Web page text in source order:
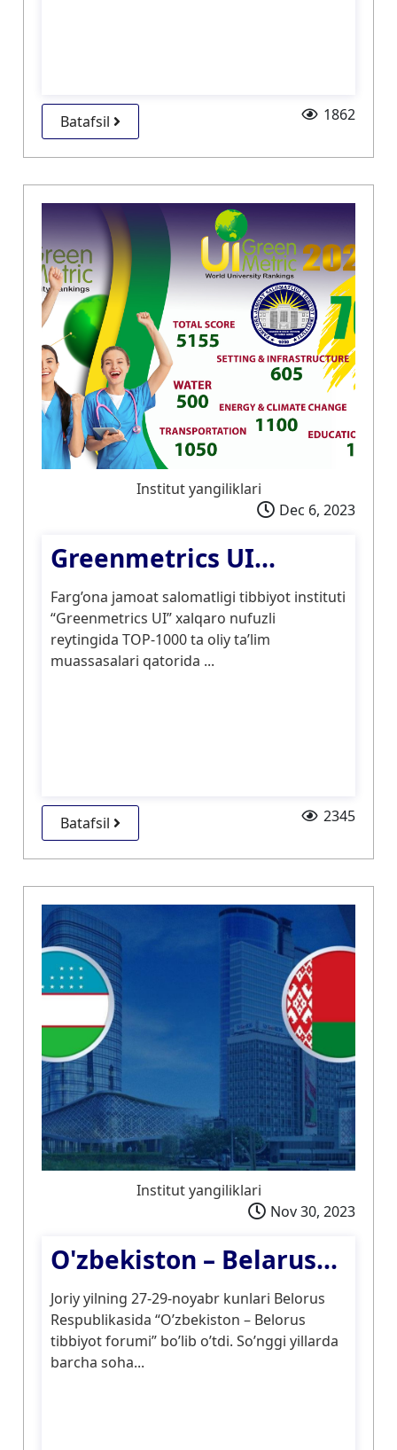
Batafsil 1862
Institut yangiliklari
Dec 6, 2023
Greenmetrics UI...
Farg’ona jamoat salomatligi tibbiyot instituti
“Greenmetrics UI” xalqaro nufuzli
reytingida TOP-1000 ta oliy ta’lim
muassasalari qatorida ...
Batafsil 2345
Institut yangiliklari
Nov 30, 2023
​O'zbekiston – Belarus...
Joriy yilning 27-29-noyabr kunlari Belorus
Respublikasida “O’zbekiston – Belorus
tibbiyot forumi” bo’lib o’tdi. So’nggi yillarda
barcha soha...